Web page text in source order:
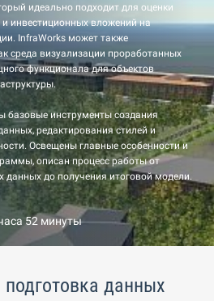
идеально подходит для оценки
инвестиционных вложений на
InfraWorks может также
среда визуализации проработанных
функционала для объектов
базовые инструменты создания
редактирования стилей и
Освещены главные особенности и
описан процесс работы от
данных до получения итоговой модели.
52 минуты
данных